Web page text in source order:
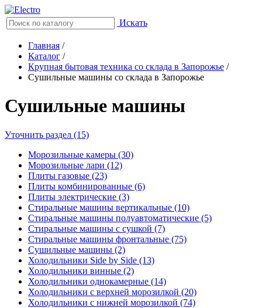
Искать
Главная /
Каталог /
Крупная бытовая техника со склада в Запорожье /
Сушильные машины со склада в Запорожье
Сушильные машины
Уточнить раздел (15)
Морозильные камеры (30)
Морозильные лари (12)
Плиты газовые (23)
Плиты комбинированные (6)
Плиты электрические (3)
Стиральные машины вертикальные (10)
Стиральные машины полуавтоматические (5)
Стиральные машины с сушкой (7)
Стиральные машины фронтальные (75)
Сушильные машины (2)
Холодильники Side by Side (13)
Холодильники винные (2)
Холодильники однокамерные (14)
Холодильники с верхней морозилкой (20)
Холодильники с нижней морозилкой (74)